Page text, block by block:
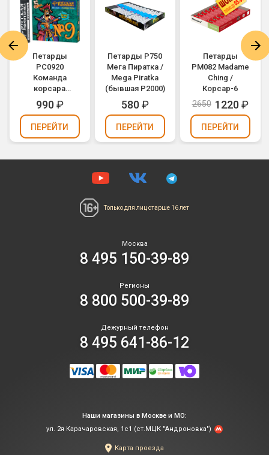
Петарды
РС0920
Команда
корсара
Моргана 9ф /
Корсар-9
фитильный
990₽
ПЕРЕЙТИ
Петарды P750
Мега Пиратка /
Mega Piratka
(бывшая P2000)
580₽
ПЕРЕЙТИ
Петарды
PM082 Madame
Ching /
Корсар-6
2650 1220₽
ПЕРЕЙТИ
Только для лиц старше 16 лет
Москва
8 495 150-39-89
Регионы
8 800 500-39-89
Дежурный телефон
8 495 641-86-12
Наши магазины в Москве и МО:
ул. 2я Карачаровская, 1с1 (ст.МЦК "Андроновка")
Карта проезда